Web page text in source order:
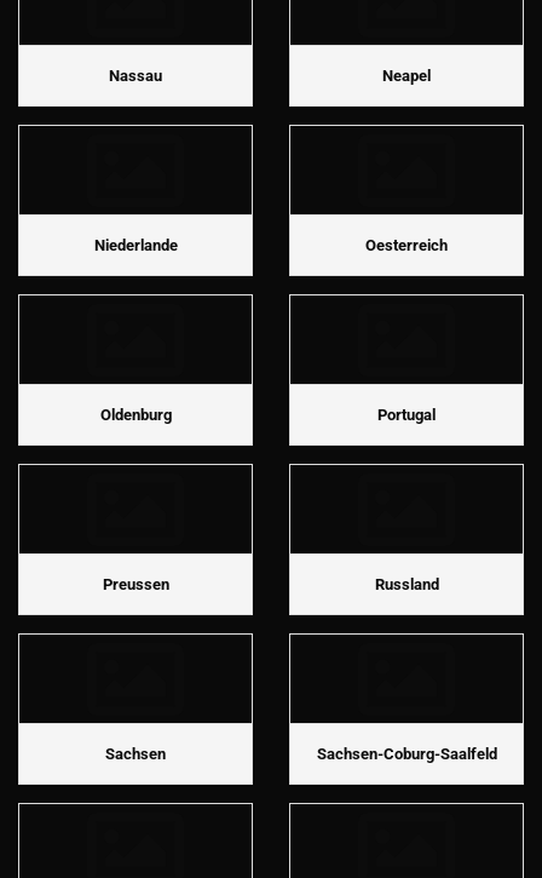
Nassau Neapel
Niederlande Oesterreich
Oldenburg Portugal
Preussen Russland
Sachsen Sachsen-Coburg-Saalfeld